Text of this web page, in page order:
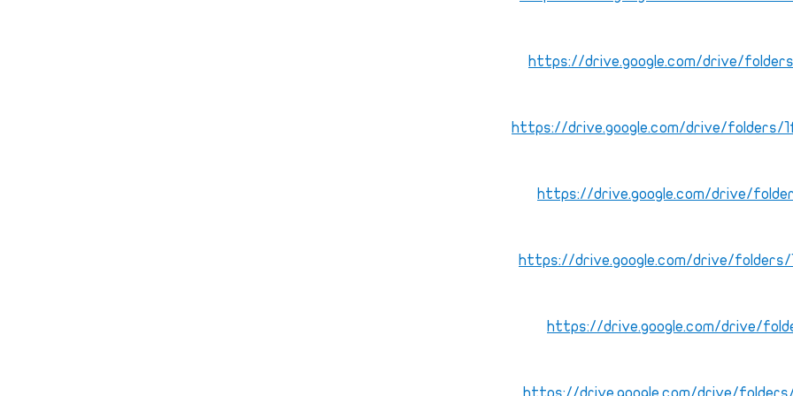
https://drive.google.com/drive/folders/
https://drive.google.com/drive/folders/
https://drive.google.com/drive/
https://drive.google.com/drive/folders/
https://drive.google.com/drive/
https://drive.google.com/drive/folders/